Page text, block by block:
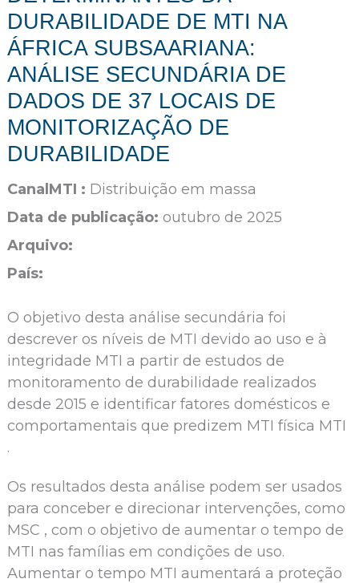
DURABILIDADE DE MTI NA
ÁFRICA SUBSAARIANA:
ANÁLISE SECUNDÁRIA DE
DADOS DE 37 LOCAIS DE
MONITORIZAÇÃO DE
DURABILIDADE
CanalMTI : Distribuição em massa
Data de publicação: outubro de 2025
Arquivo:
País:
O objetivo desta análise secundária foi
descrever os níveis de MTI devido ao uso e à
integridade MTI a partir de estudos de
monitoramento de durabilidade realizados
desde 2015 e identificar fatores domésticos e
comportamentais que predizem MTI física MTI
.
Os resultados desta análise podem ser usados
para conceber e direcionar intervenções, como
MSC , com o objetivo de aumentar o tempo de
MTI nas famílias em condições de uso.
Aumentar o tempo MTI aumentará a proteção